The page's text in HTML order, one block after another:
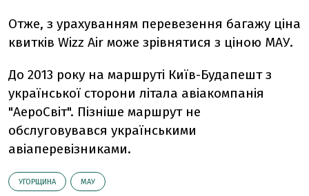
Отже, з урахуванням перевезення багажу ціна
квитків Wizz Air може зрівнятися з ціною МАУ.
До 2013 року на маршруті Київ-Будапешт з
української сторони літала авіакомпанія
"АероСвіт". Пізніше маршрут не
обслуговувався українськими
авіаперевізниками.
УГОРЩИНА МАУ